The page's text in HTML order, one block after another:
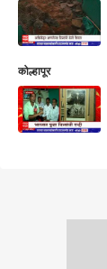
कोल्हापूर